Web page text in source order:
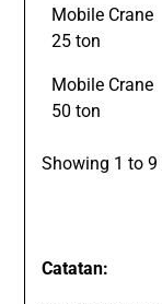
Mobile Crane
25 ton
Mobile Crane
50 ton
Showing 1 to
Catatan: